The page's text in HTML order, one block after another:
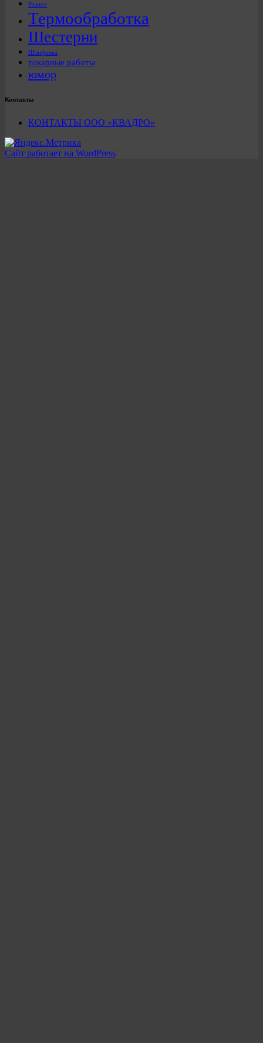
Разное
Термообработка
Шестерни
Шлифовка
токарные работы
юмор
Контакты
КОНТАКТЫ ООО «КВАДРО»
Сайт работает на WordPress